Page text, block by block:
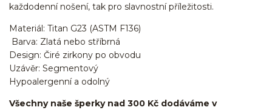
každodenní nošení, tak pro slavnostní příležitosti.
Materiál: Titan G23 (ASTM F136)
Barva: Zlatá nebo stříbrná
Design: Čiré zirkony po obvodu
Uzávěr: Segmentový
Hypoalergenní a odolný
Všechny naše šperky nad 300 Kč dodáváme v